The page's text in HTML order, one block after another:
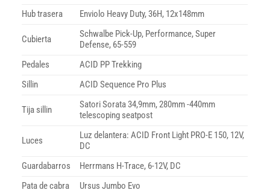
Hub trasera
Enviolo Heavy Duty, 36H, 12x148mm
Cubierta
Schwalbe Pick-Up, Performance, Super
Defense, 65-559
Pedales
ACID PP Trekking
Sillin
ACID Sequence Pro Plus
Tija sillin
Satori Sorata 34,9mm, 280mm -440mm
telescoping seatpost
Luces
Luz delantera: ACID Front Light PRO-E 150, 12V,
DC
Guardabarros
Herrmans H-Trace, 6-12V, DC
Pata de cabra
Ursus Jumbo Evo